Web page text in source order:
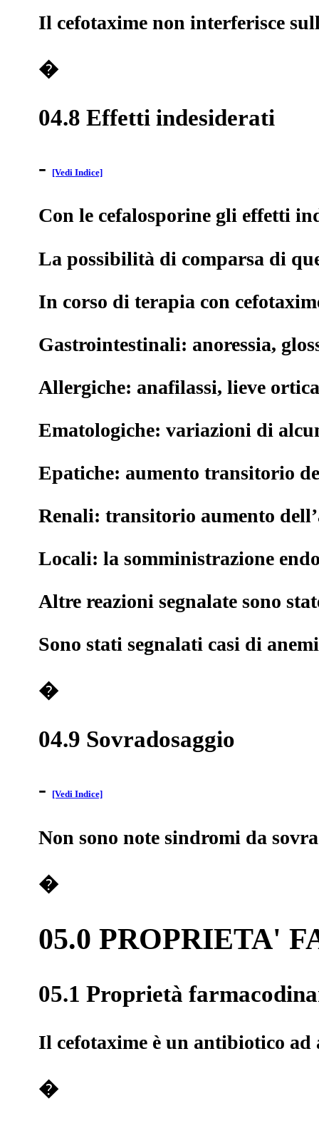
Il cefotaxime non interferisce
�
04.8 Effetti indesiderati
-
[Vedi Indice]
Con le cefalosporine gli effetti
La possibilità di comparsa di
In corso di terapia con
Gastrointestinali: anoressia,
Allergiche: anafilassi, lieve
Ematologiche: variazioni di
Epatiche: aumento transitorio
Renali: transitorio aumento
Locali: la somministrazione
Altre reazioni segnalate sono
Sono stati segnalati casi di
�
04.9 Sovradosaggio
-
[Vedi Indice]
Non sono note sindromi da
�
05.0 PROPRIETA'
05.1 Proprietà
Il cefotaxime è un antibiotico
�